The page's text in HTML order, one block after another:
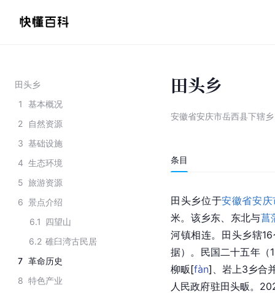
田头乡
1
基本概况
2
自然资源
3 基础设施
4 生态环境
5 旅游资源
6 景点介绍
6.1 四望山
6.2 碓臼湾古民居
7 革命历史
8 特色产业
田头乡
安徽省安庆市岳西县下辖乡
条目
田头乡位于安徽省安
米。该乡东、东北与菖
河镇相连。田头乡辖
据）。民国二十五年（
柳畈[fàn] 、岩上3乡
人民政府驻田头畈。